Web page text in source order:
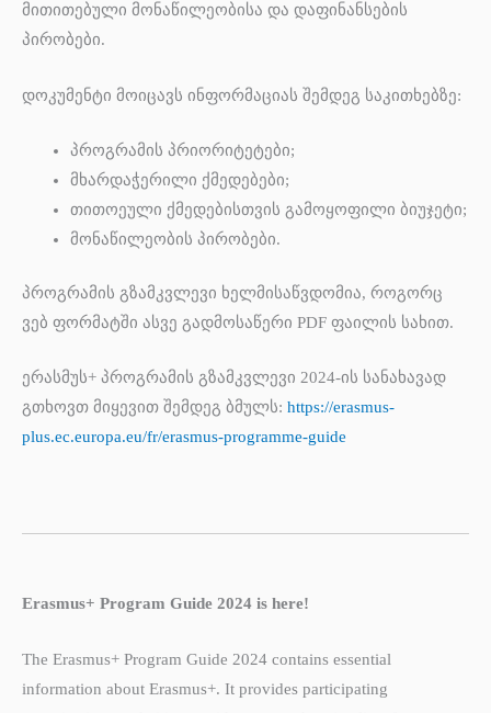
მითითებული მონაწილეობისა და დაფინანსების
პირობები.
დოკუმენტი მოიცავს ინფორმაციას შემდეგ საკითხებზე:
პროგრამის პრიორიტეტები;
მხარდაჭერილი ქმედებები;
თითოეული ქმედებისთვის გამოყოფილი ბიუჯეტი;
მონაწილეობის პირობები.
პროგრამის გზამკვლევი ხელმისაწვდომია, როგორც
ვებ ფორმატში ასვე გადმოსაწერი PDF ფაილის სახით.
ერასმუს+ პროგრამის გზამკვლევი 2024-ის სანახავად
გთხოვთ მიყევით შემდეგ ბმულს: https://erasmus-
plus.ec.europa.eu/fr/erasmus-programme-guide
Erasmus+ Program Guide 2024 is here!
The Erasmus+ Program Guide 2024 contains essential
information about Erasmus+. It provides participating